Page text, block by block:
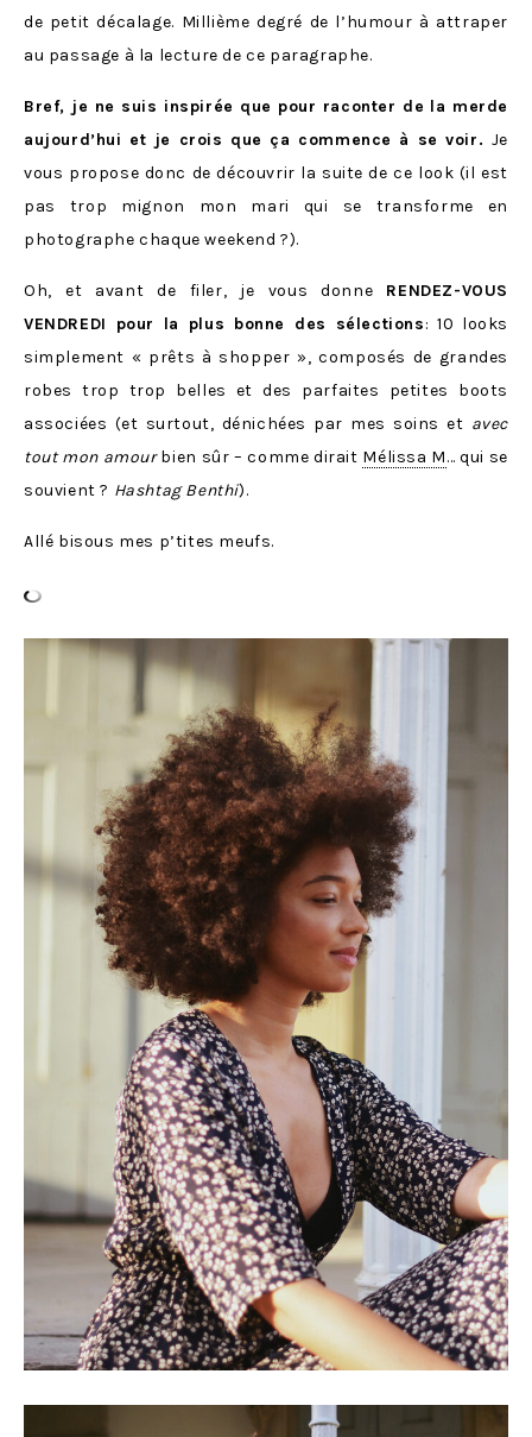
de petit décalage. Millième degré de l’humour à attraper
au passage à la lecture de ce paragraphe.
Bref, je ne suis inspirée que pour raconter de la merde
aujourd’hui et je crois que ça commence à se voir. Je
vous propose donc de découvrir la suite de ce look (il est
pas trop mignon mon mari qui se transforme en
photographe chaque weekend ?).
Oh, et avant de filer, je vous donne RENDEZ-VOUS
VENDREDI pour la plus bonne des sélections: 10 looks
simplement « prêts à shopper », composés de grandes
robes trop trop belles et des parfaites petites boots
associées (et surtout, dénichées par mes soins et avec
tout mon amourbien sûr – comme dirait Mélissa M… qui se
souvient ? Hashtag Benthi).
Allé bisous mes p’tites meufs.